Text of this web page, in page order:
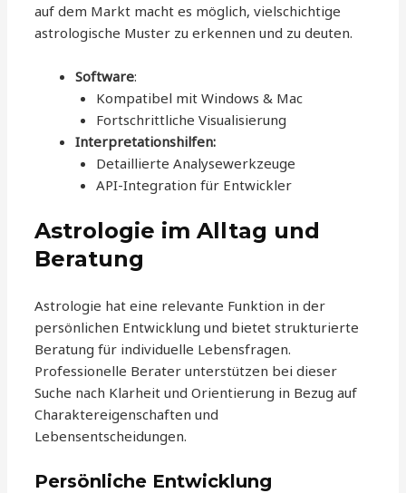
auf dem Markt macht es möglich, vielschichtige
astrologische Muster zu erkennen und zu deuten.
Software:
Kompatibel mit Windows & Mac
Fortschrittliche Visualisierung
Interpretationshilfen:
Detaillierte Analysewerkzeuge
API-Integration für Entwickler
Astrologie im Alltag und
Beratung
Astrologie hat eine relevante Funktion in der
persönlichen Entwicklung und bietet strukturierte
Beratung für individuelle Lebensfragen.
Professionelle Berater unterstützen bei dieser
Suche nach Klarheit und Orientierung in Bezug auf
Charaktereigenschaften und
Lebensentscheidungen.
Persönliche Entwicklung